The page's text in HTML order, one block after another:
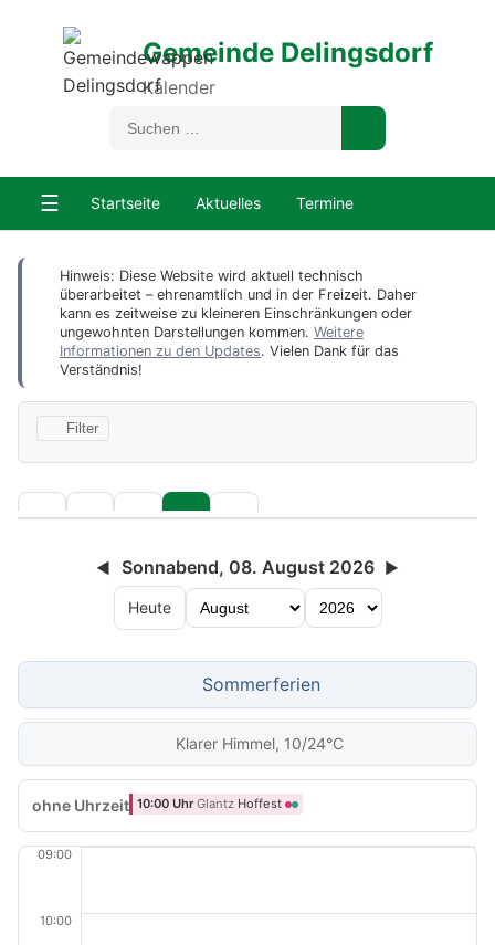
Gemeinde Delingsdorf
Kalender
☰ Startseite Aktuelles Termine
Hinweis: Diese Website wird aktuell technisch
überarbeitet – ehrenamtlich und in der Freizeit. Daher
kann es zeitweise zu kleineren Einschränkungen oder
ungewohnten Darstellungen kommen. Weitere
Informationen zu den Updates. Vielen Dank für das
Verständnis!
Filter
◀ Sonnabend, 08. August 2026 ▶
Heute
Sommerferien
Klarer Himmel, 10/24°C
ohne Uhrzeit 10:00 Uhr Glantz Hoffest
09:00
10:00